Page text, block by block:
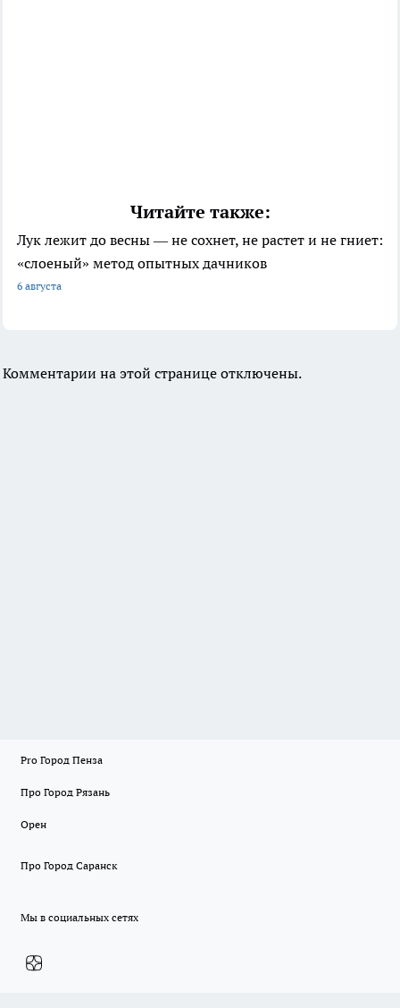
Читайте также:
Лук лежит до весны — не сохнет, не растет и не гниет:
«слоеный» метод опытных дачников
6 августа
Комментарии на этой странице отключены.
Pro Город Пенза
Про Город Рязань
Орен
Про Город Саранск
Мы в социальных сетях